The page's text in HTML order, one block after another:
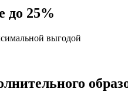
до 25%
выгодой